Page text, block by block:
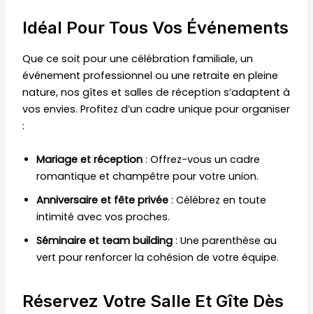
Idéal Pour Tous Vos Événements
Que ce soit pour une célébration familiale, un
événement professionnel ou une retraite en pleine
nature, nos gîtes et salles de réception s’adaptent à
vos envies. Profitez d’un cadre unique pour organiser
:
Mariage et réception: Offrez-vous un cadre
romantique et champêtre pour votre union.
Anniversaire et fête privée: Célébrez en toute
intimité avec vos proches.
Séminaire et team building: Une parenthèse au
vert pour renforcer la cohésion de votre équipe.
Réservez Votre Salle Et Gîte Dès